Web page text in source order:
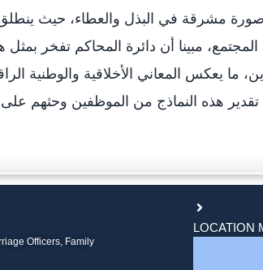
قدّم صورة مشرقة في البذل والعطاء، حيث
مبينا أن دائرة المحاكم تفخر بمثل
ما يعكس المعاني الأخلاقية والوطنية
هذه النماذج من الموظفين وحثهم
Officers, Family
LOCATION